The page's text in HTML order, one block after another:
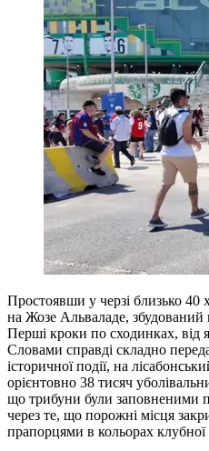
Простоявши у черзі близько 40
на Жозе Альваладе,
Перші кроки по сходинках, від
Словами справді складно
історичної події, на
орієнтовно 38 тисяч
що трибуни були заповненими
через те, що порожні місця
прапорцями в кольорах клубної